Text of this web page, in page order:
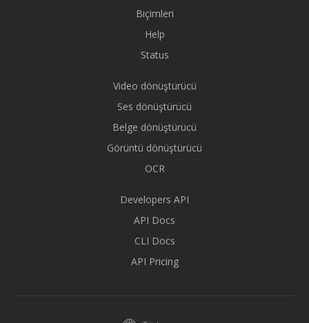
Biçimleri
Help
Status
Video dönüştürücü
Ses dönüştürücü
Belge dönüştürücü
Görüntü dönüştürücü
OCR
Developers API
API Docs
CLI Docs
API Pricing